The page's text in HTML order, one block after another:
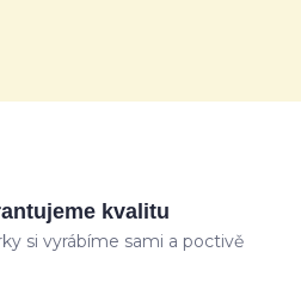
kvalitu
si vyrábíme sami a poctivě